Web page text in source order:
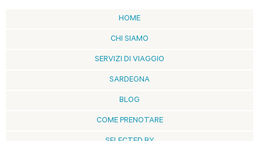
HOME
CHI SIAMO
SERVIZI DI VIAGGIO
SARDEGNA
BLOG
COME PRENOTARE